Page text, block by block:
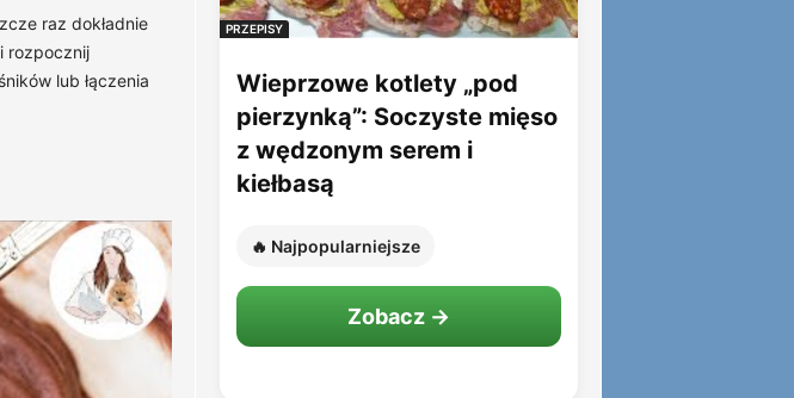
raz dokładnie
rozpocznij
lub łączenia
PRZEPISY
Wieprzowe kotlety „pod
pierzynką”: Soczyste mięso
z wędzonym serem i
kiełbasą
🔥 Najpopularniejsze
Zobacz →